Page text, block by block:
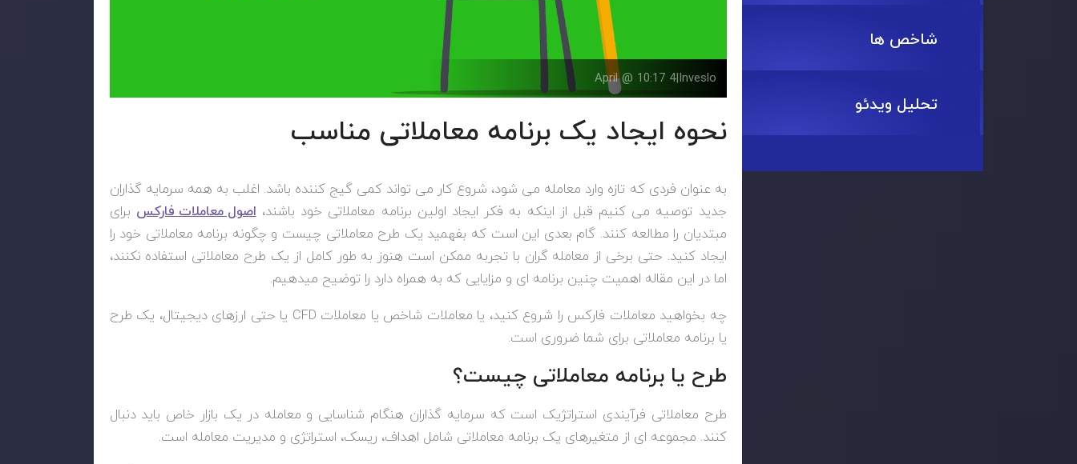
شاخص ها
تحلیل ویدئو
Inveslo
|
4 April @ 10:17
نحوه ایجاد یک برنامه معاملاتی مناسب
به عنوان فردی که تازه وارد معامله می شود، شروع کار می تواند کمی گیج کننده باشد. اغلب به همه سرمایه گذاران
جدید توصیه می کنیم قبل از اینکه به فکر ایجاد اولین برنامه معاملاتی خود باشند،اصول معاملات فارکس برای
مبتدیان را مطالعه کنند. گام بعدی این است که بفهمید یک طرح معاملاتی چیست و چگونه برنامه معاملاتی خود را
ایجاد کنید. حتی برخی از معامله گران با تجربه ممکن است هنوز به طور کامل از یک طرح معاملاتی استفاده نکنند،
اما در این مقاله اهمیت چنین برنامه ای و مزایایی که به همراه دارد را توضیح میدهیم.
چه بخواهید معاملات فارکس را شروع کنید، یا معاملات شاخص یا معاملات CFD یا حتی ارزهای دیجیتال، یک طرح
یا برنامه معاملاتی برای شما ضروری است.
طرح یا برنامه معاملاتی چیست؟
طرح معاملاتی فرآیندی استراتژیک است که سرمایه گذاران هنگام شناسایی و معامله در یک بازار خاص باید دنبال
کنند. مجموعه ای از متغیرهای یک برنامه معاملاتی شامل اهداف، ریسک، استراتژی و مدیریت معامله است.